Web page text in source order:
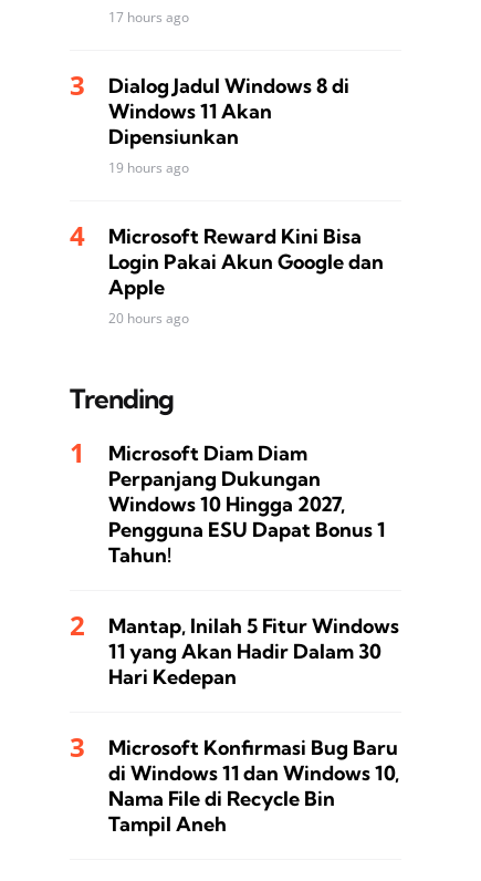
17 hours ago
Dialog Jadul Windows 8 di
Windows 11 Akan
Dipensiunkan
19 hours ago
Microsoft Reward Kini Bisa
Login Pakai Akun Google dan
Apple
20 hours ago
Trending
Microsoft Diam Diam
Perpanjang Dukungan
Windows 10 Hingga 2027,
Pengguna ESU Dapat Bonus 1
Tahun!
Mantap, Inilah 5 Fitur Windows
11 yang Akan Hadir Dalam 30
Hari Kedepan
Microsoft Konfirmasi Bug Baru
di Windows 11 dan Windows 10,
Nama File di Recycle Bin
Tampil Aneh